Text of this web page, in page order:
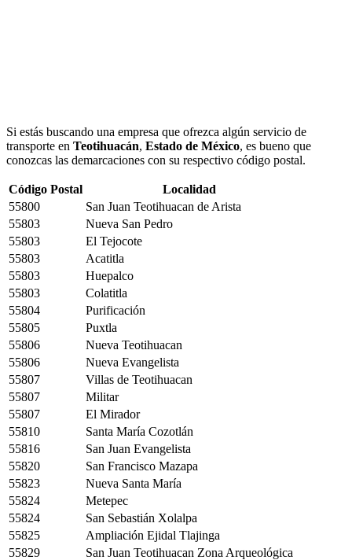
Si estás buscando una empresa que ofrezca algún servicio de
transporte en Teotihuacán, Estado de México, es bueno que
conozcas las demarcaciones con su respectivo código postal.
Código Postal
Localidad
55800
San Juan Teotihuacan de Arista
55803
Nueva San Pedro
55803
El Tejocote
55803
Acatitla
55803
Huepalco
55803
Colatitla
55804
Purificación
55805
Puxtla
55806
Nueva Teotihuacan
55806
Nueva Evangelista
55807
Villas de Teotihuacan
55807
Militar
55807
El Mirador
55810
Santa María Cozotlán
55816
San Juan Evangelista
55820
San Francisco Mazapa
55823
Nueva Santa María
55824
Metepec
55824
San Sebastián Xolalpa
55825
Ampliación Ejidal Tlajinga
55829
San Juan Teotihuacan Zona Arqueológica